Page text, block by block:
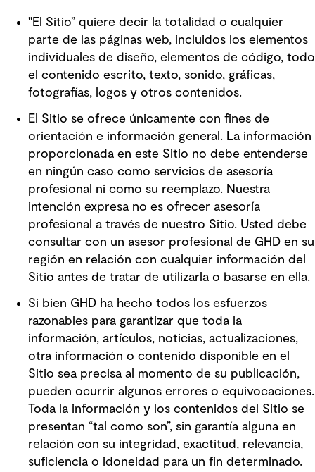
"El Sitio” quiere decir la totalidad o cualquier
parte de las páginas web, incluidos los elementos
individuales de diseño, elementos de código, todo
el contenido escrito, texto, sonido, gráficas,
fotografías, logos y otros contenidos.
El Sitio se ofrece únicamente con fines de
orientación e información general. La información
proporcionada en este Sitio no debe entenderse
en ningún caso como servicios de asesoría
profesional ni como su reemplazo. Nuestra
intención expresa no es ofrecer asesoría
profesional a través de nuestro Sitio. Usted debe
consultar con un asesor profesional de GHD en su
región en relación con cualquier información del
Sitio antes de tratar de utilizarla o basarse en ella.
Si bien GHD ha hecho todos los esfuerzos
razonables para garantizar que toda la
información, artículos, noticias, actualizaciones,
otra información o contenido disponible en el
Sitio sea precisa al momento de su publicación,
pueden ocurrir algunos errores o equivocaciones.
Toda la información y los contenidos del Sitio se
presentan “tal como son”, sin garantía alguna en
relación con su integridad, exactitud, relevancia,
suficiencia o idoneidad para un fin determinado.